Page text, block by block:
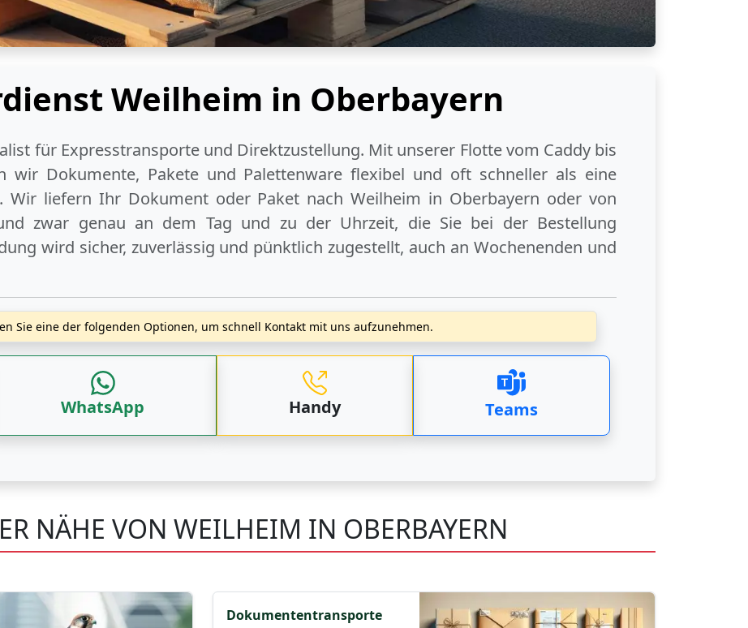
Weilheim in Oberbayern
für Expresstransporte und Direktzustellung. Mit unserer Flotte vom Caddy bis
wir Dokumente, Pakete und Palettenware flexibel und oft schneller als eine
Wir liefern Ihr Dokument oder Paket nach Weilheim in Oberbayern odervon
zwar genau an dem Tag und zu der Uhrzeit, die Sie bei der Bestellung
wird sicher, zuverlässig und pünktlich zugestellt, auch anWochenenden und
Sie eine der folgenden Optionen, um schnell Kontakt mit uns aufzunehmen.
WhatsApp Handy Teams
NÄHE VON WEILHEIM IN OBERBAYERN
Dokumententransporte